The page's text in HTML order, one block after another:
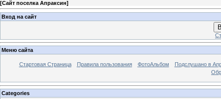
[Сайт поселка Апраксин]
Вход на сайт
Меню сайта
Стартовая Страница Правила пользования ФотоАльбом
Подслушано в
Categories